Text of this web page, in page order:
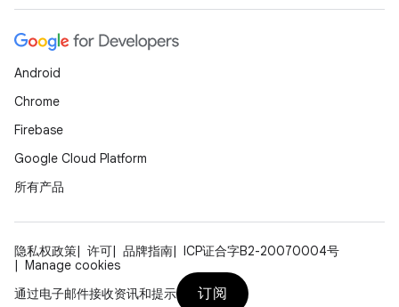
Android
Chrome
Firebase
Google Cloud Platform
所有产品
隐私权政策 许可 品牌指南
ICP证合字B2-20070004号
Manage cookies
通过电子邮件接收资讯和提示
订阅